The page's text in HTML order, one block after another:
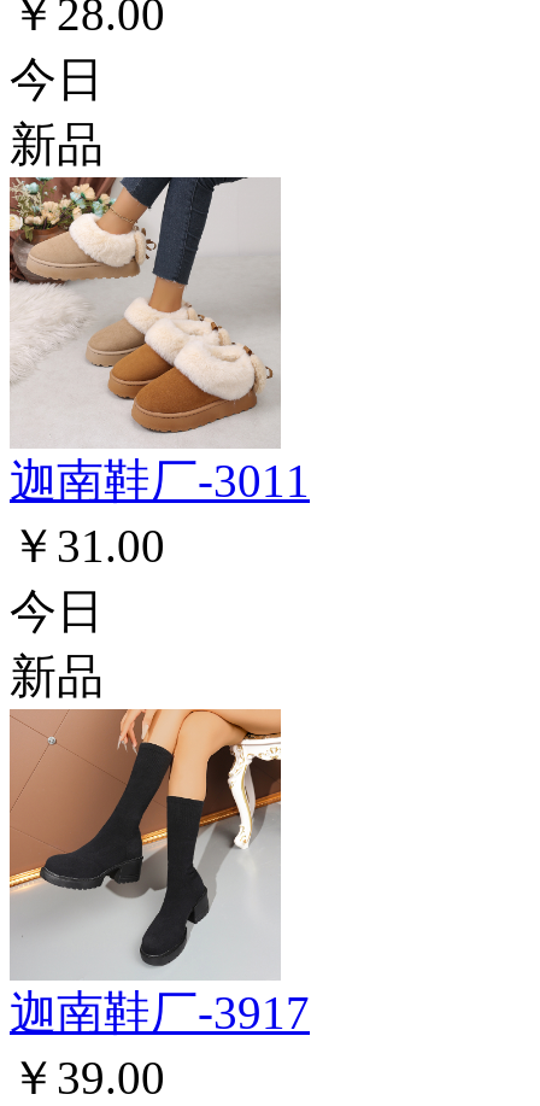
￥28.00
今日
新品
迦南鞋厂-3011
￥31.00
今日
新品
迦南鞋厂-3917
￥39.00